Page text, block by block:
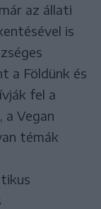
az állati
is
a Földünk és
fel a
Vegan
témák